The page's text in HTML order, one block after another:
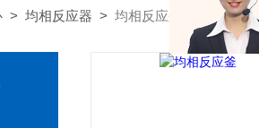
> 均相反应器 > 均相反应釜